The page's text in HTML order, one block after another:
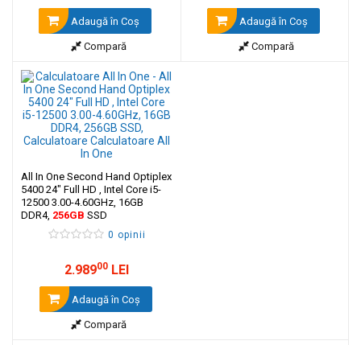
Adaugă în Coş
Compară
Adaugă în Coş
Compară
All In One Second Hand Optiplex
5400 24" Full HD , Intel Core i5-
12500 3.00-4.60GHz, 16GB
DDR4, 256GB SSD
0 opinii
2.98900 LEI
Adaugă în Coş
Compară